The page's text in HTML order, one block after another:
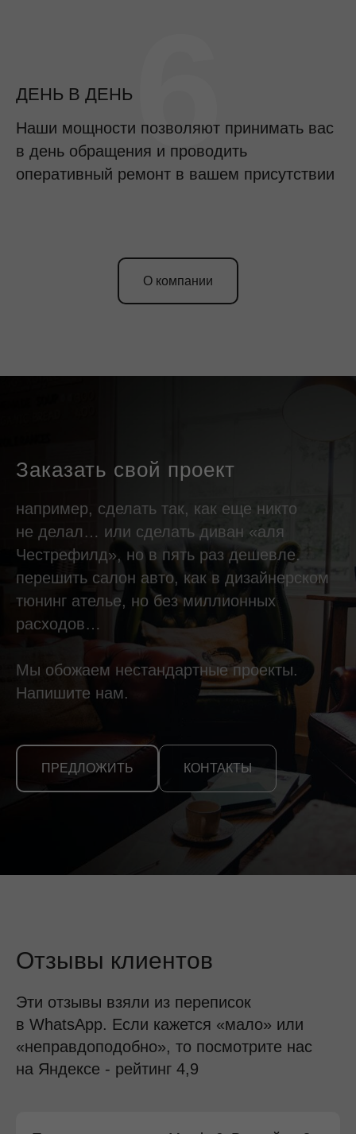
ДЕНЬ В ДЕНЬ
Наши мощности позволяют принимать вас
в день обращения и проводить
оперативный ремонт в вашем присутствии
6
О компании
Заказать свой проект
например, сделать так, как еще никто
не делал… или сделать диван «аля
Честрефилд», но в пять раз дешевле.
перешить салон авто, как в дизайнерском
тюнинг ателье, но без миллионных
расходов…
Мы обожаем нестандартные проекты.
Напишите нам.
ПРЕДЛОЖИТЬ КОНТАКТЫ
Отзывы клиентов
Эти отзывы взяли из переписок
в WhatsApp. Если кажется «мало» или
«неправдоподобно», то посмотрите нас
на Яндексе - рейтинг 4,9